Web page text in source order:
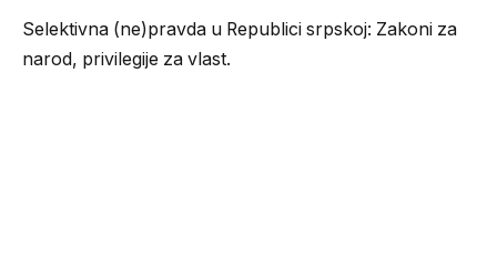
Selektivna (ne)pravda u Republici srpskoj: Zakoni za
narod, privilegije za vlast.